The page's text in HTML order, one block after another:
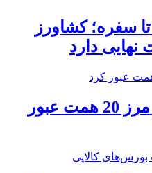
سفره؛ کشاورز
دارد
ارزش معاملات خرد از مرز 20 همت عبور